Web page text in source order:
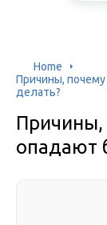
Home
Причины,
делать?
Причины,
опадают